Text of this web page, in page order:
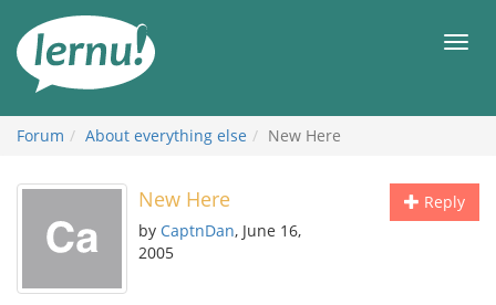
the
content
Forum About everything else New Here
Reply
New Here
by CaptnDan, June 16,
2005